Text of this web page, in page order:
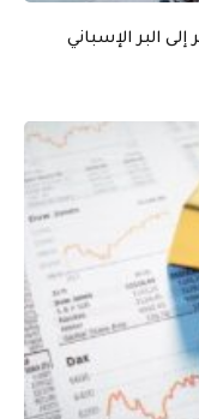
البر الإسباني